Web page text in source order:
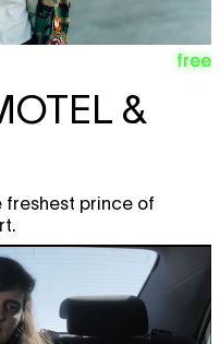
free
&
freshest prince of